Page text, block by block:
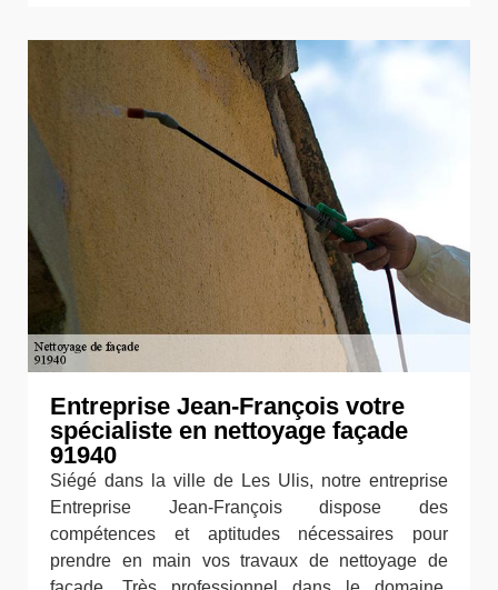
Entreprise Jean-François votre
spécialiste en nettoyage façade
91940
Siégé dans la ville de Les Ulis, notre entreprise
Entreprise Jean-François dispose des
compétences et aptitudes nécessaires pour
prendre en main vos travaux de nettoyage de